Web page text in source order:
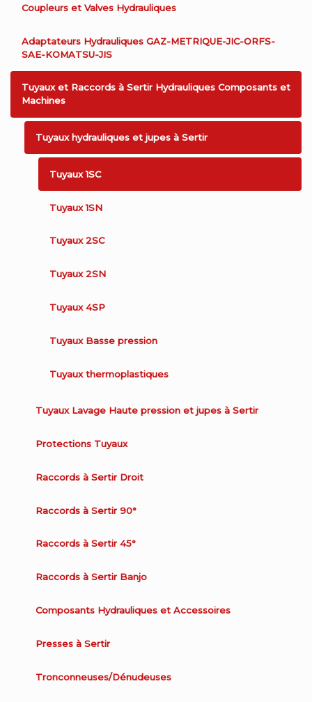
Coupleurs et Valves Hydrauliques
Adaptateurs Hydrauliques GAZ-METRIQUE-JIC-ORFS-
SAE-KOMATSU-JIS
Tuyaux et Raccords à Sertir Hydrauliques Composants et
Machines
Tuyaux hydrauliques et jupes à Sertir
Tuyaux 1SC
Tuyaux 1SN
Tuyaux 2SC
Tuyaux 2SN
Tuyaux 4SP
Tuyaux Basse pression
Tuyaux thermoplastiques
Tuyaux Lavage Haute pression et jupes à Sertir
Protections Tuyaux
Raccords à Sertir Droit
Raccords à Sertir 90°
Raccords à Sertir 45°
Raccords à Sertir Banjo
Composants Hydrauliques et Accessoires
Presses à Sertir
Tronconneuses/Dénudeuses